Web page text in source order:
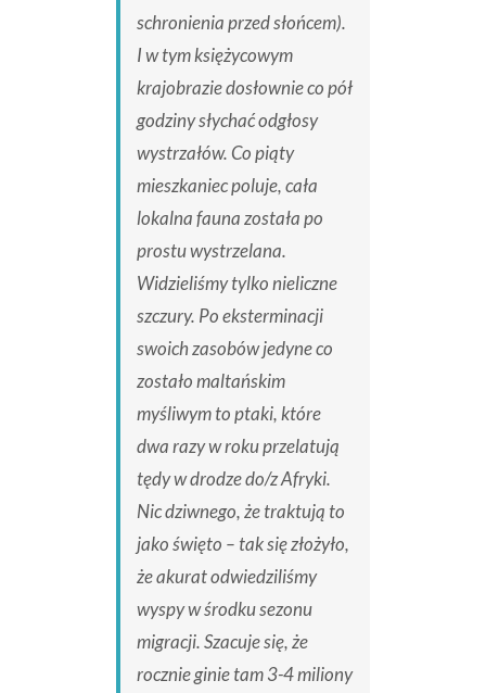
schronienia przed słońcem).
I w tym księżycowym
krajobrazie dosłownie co pół
godziny słychać odgłosy
wystrzałów. Co piąty
mieszkaniec poluje, cała
lokalna fauna została po
prostu wystrzelana.
Widzieliśmy tylko nieliczne
szczury. Po eksterminacji
swoich zasobów jedyne co
zostało maltańskim
myśliwym to ptaki, które
dwa razy w roku przelatują
tędy w drodze do/z Afryki.
Nic dziwnego, że traktują to
jako święto – tak się złożyło,
że akurat odwiedziliśmy
wyspy w środku sezonu
migracji. Szacuje się, że
rocznie ginie tam 3-4 miliony